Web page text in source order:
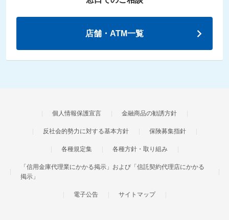
店舗・ATM一覧
個人情報保護宣言 金融商品の勧誘方針
反社会的勢力に対する基本方針 保険募集指針
各種規定集 各種方針・取り組み
「信用金庫代理業にかかる掲示」および「信託契約代理店にかかる
掲示」
電子公告 サイトマップ